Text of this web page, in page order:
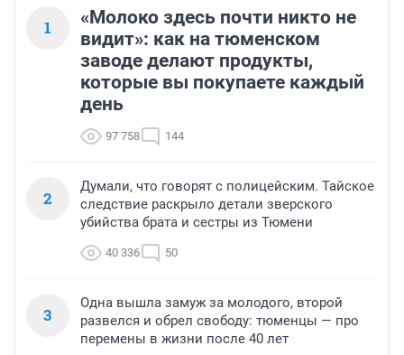
1
«Молоко здесь почти никто не
видит»: как на тюменском
заводе делают продукты,
которые вы покупаете каждый
день
97 758 144
2
Думали, что говорят с полицейским. Тайское
следствие раскрыло детали зверского
убийства брата и сестры из Тюмени
40 336 50
3
Одна вышла замуж за молодого, второй
развелся и обрел свободу: тюменцы — про
перемены в жизни после 40 лет